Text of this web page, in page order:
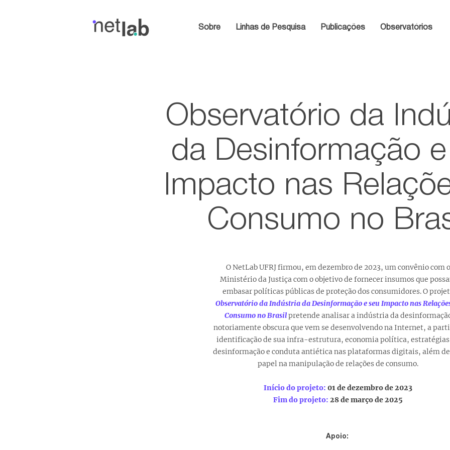
Sobre Linhas de Pesquisa Publicações Observatórios
Observatório da
da Desinformação
Impacto nas
Consumo no
O NetLab UFRJ firmou, em dezembro de 2023, um convênio com o
Ministério da Justiça com o objetivo de fornecer insumos que
embasar políticas públicas de proteção dos consumidores. O
Observatório da Indústria da Desinformação e seu Impacto nas
Consumo no Brasilpretende analisar a indústria da
notoriamente obscura que vem se desenvolvendo na Internet, a
identificação de sua infra-estrutura, economia política, estratégias
desinformação e conduta antiética nas plataformas digitais, além de
papel na manipulação de relações de consumo.
Início do projeto: 01 de dezembro de 2023
Fim do projeto: 28 de março de 2025
Apoio: